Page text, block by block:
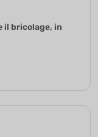
il bricolage, in